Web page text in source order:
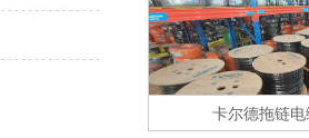
卡尔德拖链